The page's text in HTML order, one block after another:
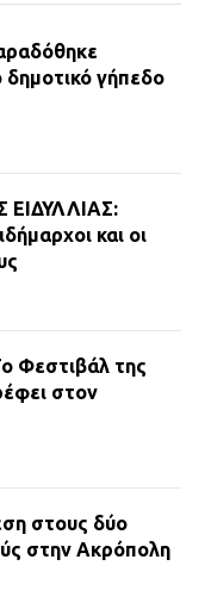
δημοτικό γήπεδο
και οι
Φεστιβάλ της
στον
στους δύο
στην Ακρόπολη